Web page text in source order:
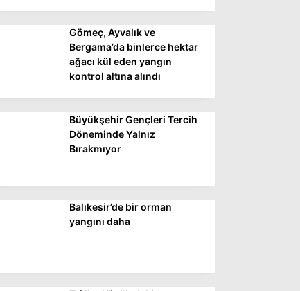
Instagram
Gömeç, Ayvalık ve
Bergama’da binlerce hektar
ağacı kül eden yangın
kontrol altına alındı
Büyükşehir Gençleri Tercih
Döneminde Yalnız
Bırakmıyor
Balıkesir’de bir orman
yangını daha